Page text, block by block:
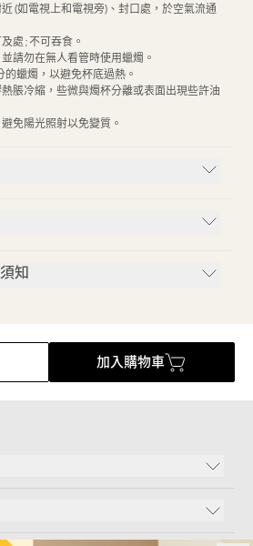
(如電視上和電視旁)、封口處，於空氣流通
處 ; 不可吞食。
請勿在無人看管時使用蠟燭。
的蠟燭，以避免杯底過熱。
脹冷縮，些微與燭杯分離或表面出現些許油
免陽光照射以免變質。
知
加入購物車